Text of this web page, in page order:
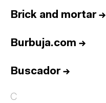
Brick and mortar→
Burbuja.com →
Buscador→
C